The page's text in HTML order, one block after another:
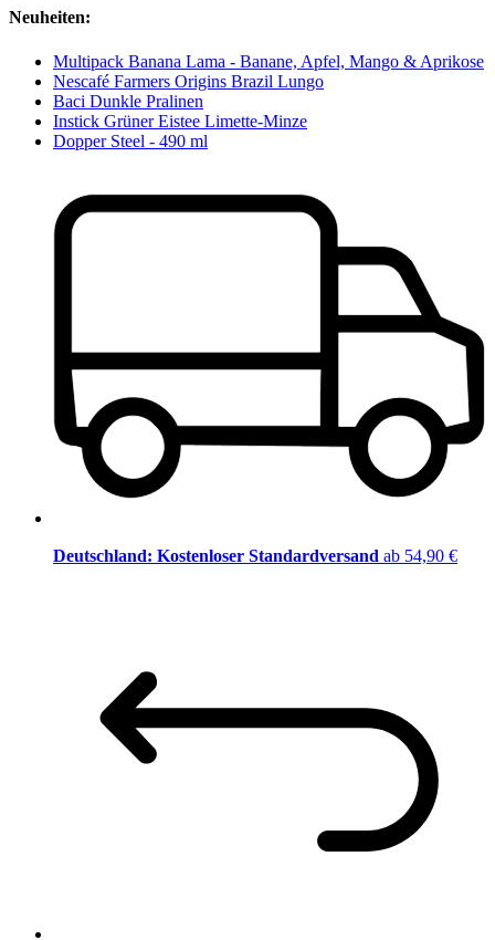
Neuheiten:
Multipack Banana Lama - Banane, Apfel, Mango & Aprikose
Nescafé Farmers Origins Brazil Lungo
Baci Dunkle Pralinen
Instick Grüner Eistee Limette-Minze
Dopper Steel - 490 ml
Deutschland: Kostenloser Standardversand ab 54,90 €